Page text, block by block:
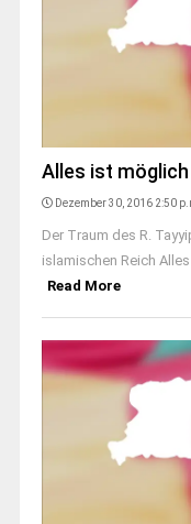
Alles ist möglich
Dezember 30, 2016 2:50
Der Traum des R.
islamischen Reich
Read More